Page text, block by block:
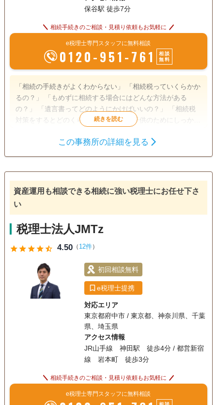
保谷駅 徒歩7分
相続手続きのご相談・見積り依頼もお気軽に
e税理士専門スタッフに無料相談
0120-951-761
相談
無料
「相続の手続きがよくわからない」 「相続税っていくらかか
るの？」 「もめずに相続する場合にはどんな方法がある
の？」 「遺言書ってどのようにかけばいいの？」 「相続税
対策をするとどのくらい違うの？」 「子供のためにしっかり
相談下さい！ 相談はご納得いくまで何度でも無料です。
相続税申告
訪問可 初回相談無料
この事務所の詳細を見る
資産運用も相談できる相続に強い税理士にお任せ下さ
い
税理士法人JMTz
starstarstarstarstar_half 4.50（ 12件）
初回相談無料
e税理士提携
対応エリア
東京都府中市 / 東京都、神奈川県、千葉
県、埼玉県
アクセス情報
JR山手線 神田駅 徒歩4分 / 都営新宿
線 岩本町 徒歩3分
相続手続きのご相談・見積り依頼もお気軽に
e税理士専門スタッフに無料相談